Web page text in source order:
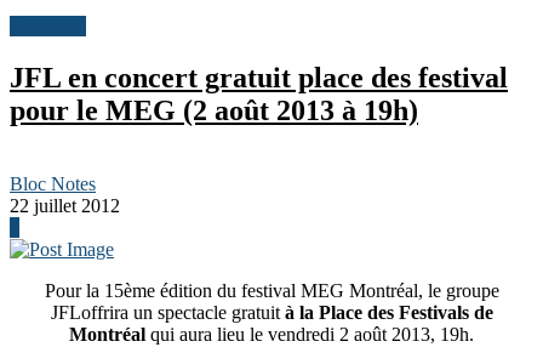
JFL en concert gratuit place des festival
pour le MEG (2 août 2013 à 19h)
Bloc Notes
22 juillet 2012
Pour la 15ème édition du festival MEG Montréal, le groupe
JFLoffrira un spectacle gratuit à la Place des Festivals de
Montréal qui aura lieu le vendredi 2 août 2013, 19h.